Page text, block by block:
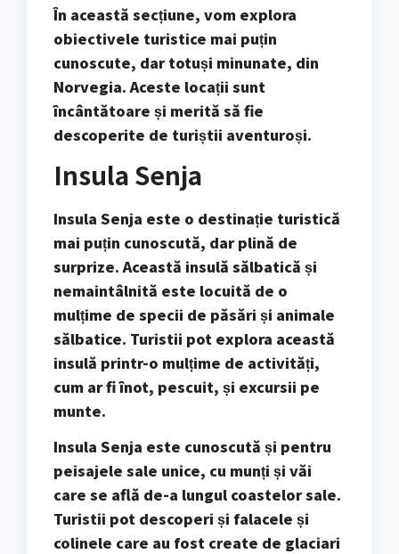
În această secțiune, vom explora
obiectivele turistice mai puțin
cunoscute, dar totuși minunate, din
Norvegia. Aceste locații sunt
încântătoare și merită să fie
descoperite de turiștii aventuroși.
Insula Senja
Insula Senja este o destinație turistică
mai puțin cunoscută, dar plină de
surprize. Această insulă sălbatică și
nemaintâlnită este locuită de o
mulțime de specii de păsări și animale
sălbatice. Turistii pot explora această
insulă printr-o mulțime de activități,
cum ar fiînot, pescuit, și excursii pe
munte.
Insula Senja este cunoscută și pentru
peisajele sale unice, cu munți și văi
care se află de-a lungul coastelor sale.
Turistii pot descoperi și falacele și
colinele care au fost create de glaciari